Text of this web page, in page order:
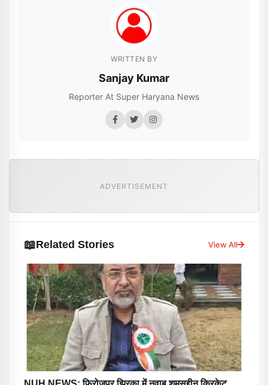
WRITTEN BY
Sanjay Kumar
Reporter At Super Haryana News
ADVERTISEMENT
📖Related Stories View All